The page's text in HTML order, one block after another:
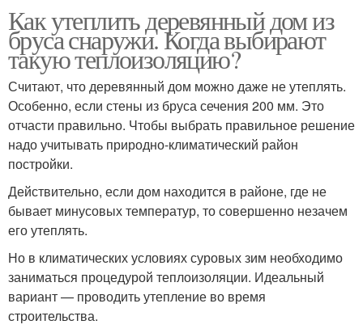
Как утеплить деревянный дом из
бруса снаружи. Когда выбирают
такую теплоизоляцию?
Считают, что деревянный дом можно даже не утеплять.
Особенно, если стены из бруса сечения 200 мм. Это
отчасти правильно. Чтобы выбрать правильное решение
надо учитывать природно-климатический район
постройки.
Действительно, если дом находится в районе, где не
бывает минусовых температур, то совершенно незачем
его утеплять.
Но в климатических условиях суровых зим необходимо
заниматься процедурой теплоизоляции. Идеальный
вариант — проводить утепление во время
строительства.